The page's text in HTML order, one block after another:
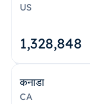
US
1,328,848
कनाडा
CA